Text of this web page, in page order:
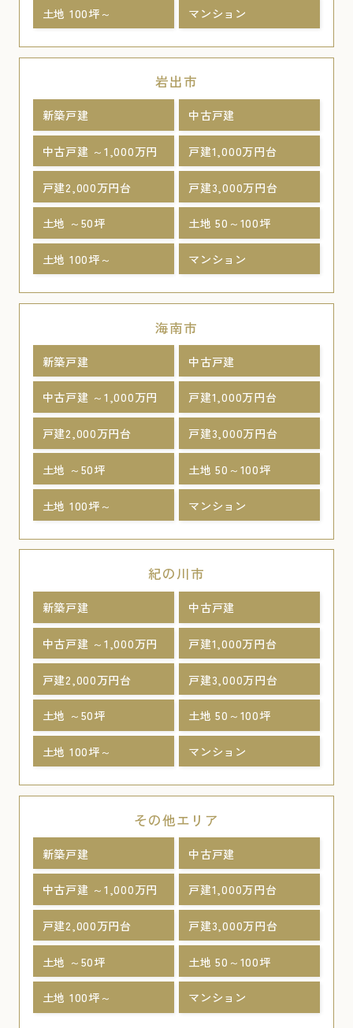
土地 100坪～ マンション
岩出市
新築戸建 中古戸建
中古戸建 ～1,000万円 戸建1,000万円台
戸建2,000万円台 戸建3,000万円台
土地 ～50坪 土地 50～100坪
土地 100坪～ マンション
海南市
新築戸建 中古戸建
中古戸建 ～1,000万円 戸建1,000万円台
戸建2,000万円台 戸建3,000万円台
土地 ～50坪 土地 50～100坪
土地 100坪～ マンション
紀の川市
新築戸建 中古戸建
中古戸建 ～1,000万円 戸建1,000万円台
戸建2,000万円台 戸建3,000万円台
土地 ～50坪 土地 50～100坪
土地 100坪～ マンション
その他エリア
新築戸建 中古戸建
中古戸建 ～1,000万円 戸建1,000万円台
戸建2,000万円台 戸建3,000万円台
土地 ～50坪 土地 50～100坪
土地 100坪～ マンション